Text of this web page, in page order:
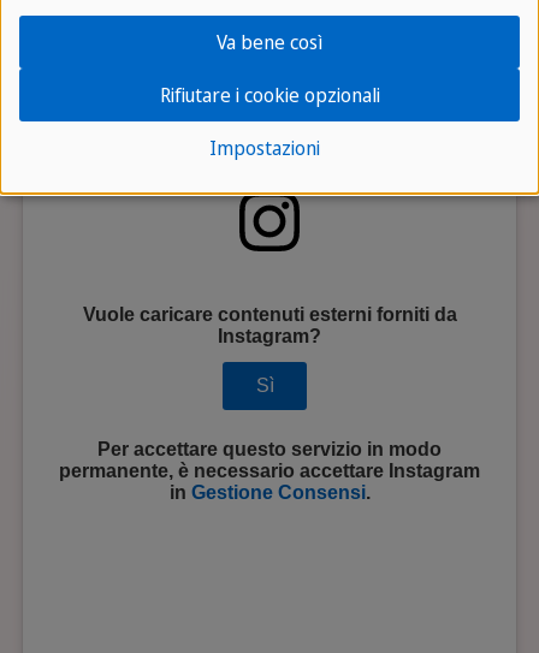
Vuole caricare contenuti esterni forniti da
Instagram?
Sì
Per accettare questo servizio in modo
permanente, è necessario accettare Instagram
in Gestione Consensi.
Impostazioni
Rifiutare i cookie opzionali
Va bene così